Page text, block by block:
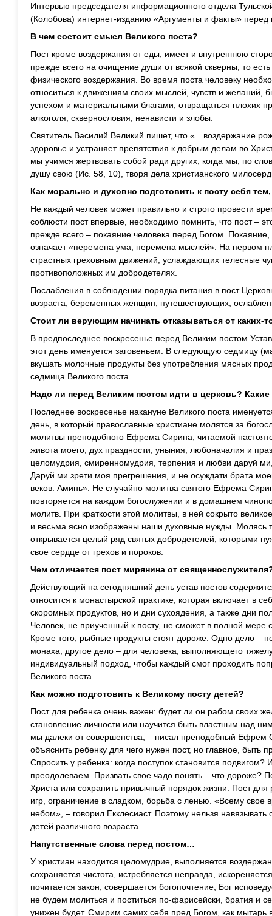
Интервью председателя информационного отдела
(Колобова) интернет-изданию «Аргументы и факты» перед
В чем состоит смысл Великого поста?
Пост кроме воздержания от еды, имеет и внутреннюю
прежде всего на очищение души от всякой скверны, то
физического воздержания. Во время поста человеку
относиться к движениям своих мыслей, чувств и
успехом и материальными благами, отвращаться плохих
алкоголя, сквернословия, ненависти и злобы.
Святитель Василий Великий пишет, что «…воздержание
здоровье и устраняет препятствия к добрым делам во
мы учимся жертвовать собой ради других, когда мы, по
душу свою (Ис. 58, 10), творя дела христианского
Как морально и духовно подготовить к посту себя
Не каждый человек может правильно и строго провести
соблюсти пост впервые, необходимо помнить, что пост –
прежде всего – покаяние человека перед Богом. Покаяние,
означает «перемена ума, перемена мыслей». На первом
страстных греховным движений, услаждающих телесные
противоположных им добродетелях.
Послабления в соблюдении порядка питания в пост
возраста, беременных женщин, путешествующих,
Стоит ли верующим начинать отказываться от каких-
В предпоследнее воскресенье перед Великим постом
этот день именуется заговеньем. В следующую седмицу
вкушать молочные продукты без употребления мясных
седмица Великого поста…
Надо ли перед Великим постом идти в церковь?
Последнее воскресенье накануне Великого поста
день, в который православные христиане молятся за
молитвы преподобного Ефрема Сирина, читаемой
живота моего, дух праздности, уныния, любоначалия и
целомудрия, смиренномудрия, терпения и любви даруй
Даруй ми зрети моя прегрешения, и не осуждати брата
веков. Аминь». Не случайно молитва святого Ефрема
повторяется на каждом богослужении и в домашнем
молитв. При краткости этой молитвы, в ней сокрыто
и весьма ясно изображены наши духовные нужды. Молясь
открывается целый ряд святых добродетелей, которыми
свое сердце от грехов и пороков.
Чем отличается пост мирянина от
Действующий на сегодняшний день устав постов
относится к монастырской практике, которая включает в
скоромных продуктов, но и дни сухоядения, а также дни
Человек, не приученный к посту, не сможет в полной мере
Кроме того, рыбные продукты стоят дороже. Одно дело –
монаха, другое дело – для человека, выполняющего
индивидуальный подход, чтобы каждый смог проходить
Великого поста.
Как можно подготовить к Великому посту детей?
Пост для ребенка очень важен: будет ли он рабом своих
становление личности или научится быть властным над
мы далеки от совершенства, – писал преподобный Ефрем
объяснить ребенку для чего нужен пост, но главное, быть
Спросить у ребенка: когда поступок становится
преодолеваем. Призвать свое чадо понять – что дороже?
Христа или сохранить привычный порядок жизни. Пост для
игр, ограничение в сладком, борьба с ленью. «Всему
небом», – говорил Екклесиаст. Поэтому нельзя
детей различного возраста.
Напутственные слова перед постом…
У христиан находится целомудрие, выполняется
сохраняется чистота, истребляется неправда,
почитается закон, совершается богопочтение, Бог
не будем молиться и поститься по-фарисейски, братия и
унижен будет. Смирим самих себя пред Богом, как мытарь